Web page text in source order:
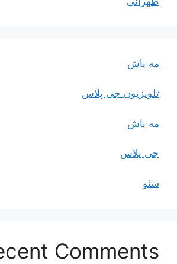
مه پاش
تلویزیون جی پلاس
مه پاش
جی پلاس
سئو
Comments